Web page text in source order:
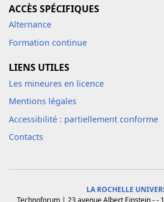
ACCÈS SPÉCIFIQUES
Alternance
Formation continue
LIENS UTILES
Les mineures en licence
Mentions légales
Accessibilité : partiellement conforme
Contacts
LA ROCHELLE
Technoforum | 23 avenue Albert Einstein - -